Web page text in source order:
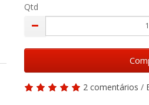
Qtd
2 comentários /